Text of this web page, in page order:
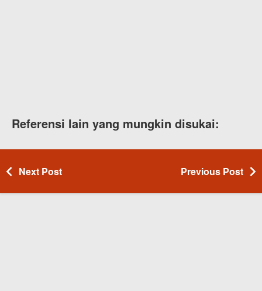
Referensi lain yang mungkin disukai:
Next Post Previous Post